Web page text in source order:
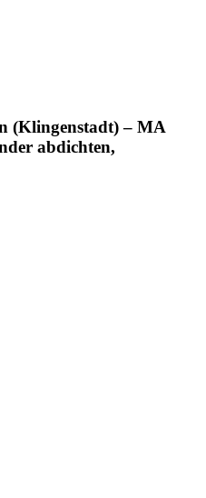
(Klingenstadt) – MA
abdichten,